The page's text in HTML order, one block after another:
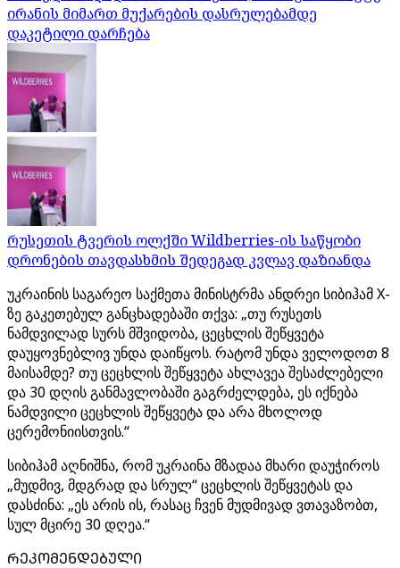
ირანის მიმართ მუქარების დასრულებამდე
დაკეტილი დარჩება
რუსეთის ტვერის ოლქში Wildberries-ის საწყობი
დრონების თავდასხმის შედეგად კვლავ დაზიანდა
უკრაინის საგარეო საქმეთა მინისტრმა ანდრეი სიბიჰამ X-
ზე გაკეთებულ განცხადებაში თქვა: „თუ რუსეთს
ნამდვილად სურს მშვიდობა, ცეცხლის შეწყვეტა
დაუყოვნებლივ უნდა დაიწყოს. რატომ უნდა ველოდოთ 8
მაისამდე? თუ ცეცხლის შეწყვეტა ახლავეა შესაძლებელი
და 30 დღის განმავლობაში გაგრძელდება, ეს იქნება
ნამდვილი ცეცხლის შეწყვეტა და არა მხოლოდ
ცერემონიისთვის.“
სიბიჰამ აღნიშნა, რომ უკრაინა მზადაა მხარი დაუჭიროს
„მუდმივ, მდგრად და სრულ“ ცეცხლის შეწყვეტას და
დასძინა: „ეს არის ის, რასაც ჩვენ მუდმივად ვთავაზობთ,
სულ მცირე 30 დღეა.“
ᲠᲔᲙᲝᲛᲔᲜᲓᲔᲑᲣᲚᲘ